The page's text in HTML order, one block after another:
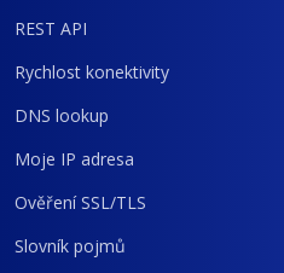
REST API
Rychlost konektivity
DNS lookup
Moje IP adresa
Ověření SSL/TLS
Slovník pojmů